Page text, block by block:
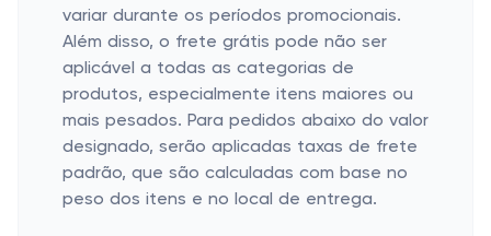
variar durante os períodos promocionais.
Além disso, o frete grátis pode não ser
aplicável a todas as categorias de
produtos, especialmente itens maiores ou
mais pesados. Para pedidos abaixo do valor
designado, serão aplicadas taxas de frete
padrão, que são calculadas com base no
peso dos itens e no local de entrega.